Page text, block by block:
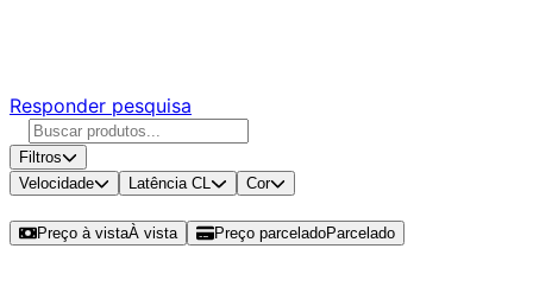
Responder pesquisa
Filtros
Velocidade
Latência CL Cor
Preço à vistaÀ vista Preço parceladoParcelado